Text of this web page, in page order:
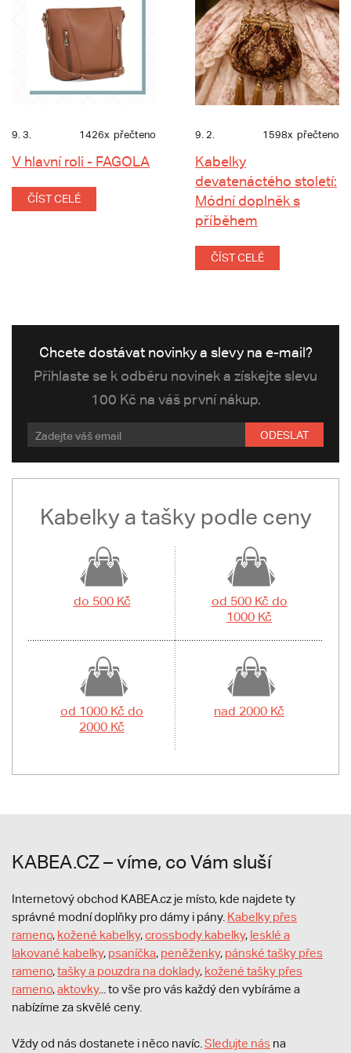
9. 3. 1426x přečteno
V hlavní roli - FAGOLA
ČÍST CELÉ
9. 2. 1598x přečteno
Kabelky
devatenáctého století:
Módní doplněk s
příběhem
ČÍST CELÉ
Chcete dostávat novinky a slevy na e-mail?
Přihlaste se k odběru novinek a získejte slevu
100 Kč na váš první nákup.
ODESLAT
Kabelky a tašky podle ceny
do 500 Kč
od 500 Kč do
1000 Kč
od 1000 Kč do
2000 Kč
nad 2000 Kč
KABEA.CZ – víme, co Vám sluší
Internetový obchod KABEA.cz je místo, kde najdete ty
správné modní doplňky pro dámy i pány. Kabelky přes
rameno, kožené kabelky,crossbody kabelky, lesklé a
lakované kabelky, psaníčka, peněženky, pánské tašky přes
rameno,tašky a pouzdra na doklady, kožené tašky přes
rameno,aktovky... to vše pro vás každý den vybíráme a
nabízíme za skvělé ceny.
Vždy od nás dostanete i něco navíc. Sledujte nás na